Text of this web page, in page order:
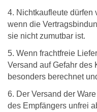
4. Nichtkaufleute dürfen
wenn die
sie nicht zumutbar ist.
5. Wenn frachtfreie
Versand auf Gefahr des
besonders berechnet
6. Der Versand der
des Empfängers unfrei